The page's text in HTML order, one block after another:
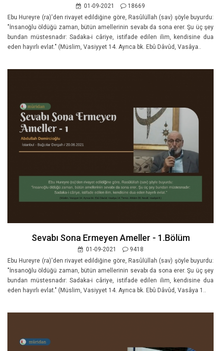
01-09-2021
18669
Ebu Hureyre (ra)'den rivayet edildiğine göre, Rasûlüllah (sav) şöyle buyurdu:
"İnsanoğlu öldüğü zaman, bütün amellerinin sevabı da sona erer. Şu üç şey
bundan müstesnadır: Sadaka-i câriye, istifade edilen ilim, kendisine dua
eden hayırlı evlat." (Müslim, Vasiyyet 14. Ayrıca bk. Ebû Dâvûd, Vasâya..
Sevabı Sona Ermeyen Ameller - 1.Bölüm
01-09-2021
9418
Ebu Hureyre (ra)'den rivayet edildiğine göre, Rasûlüllah (sav) şöyle buyurdu:
"İnsanoğlu öldüğü zaman, bütün amellerinin sevabı da sona erer. Şu üç şey
bundan müstesnadır: Sadaka-i câriye, istifade edilen ilim, kendisine dua
eden hayırlı evlat." (Müslim, Vasiyyet 14. Ayrıca bk. Ebû Dâvûd, Vasâya 1..